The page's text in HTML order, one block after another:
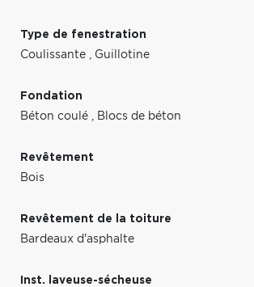
Type de fenestration
Coulissante , Guillotine
Fondation
Béton coulé , Blocs de béton
Revêtement
Bois
Revêtement de la toiture
Bardeaux d'asphalte
Inst. laveuse-sécheuse